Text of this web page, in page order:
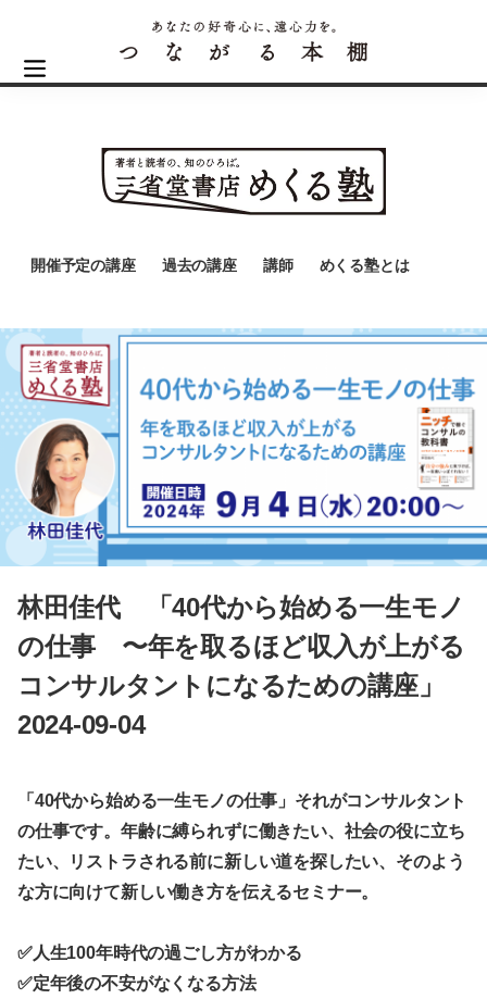
開催予定の講座 過去の講座 講師 めくる塾とは
林田佳代 「40代から始める一生モノ
の仕事 〜年を取るほど収入が上がる
コンサルタントになるための講座」
2024-09-04
「40代から始める一生モノの仕事」それがコンサルタント
の仕事です。年齢に縛られずに働きたい、社会の役に立ち
たい、リストラされる前に新しい道を探したい、そのよう
な方に向けて新しい働き方を伝えるセミナー。
✅人生100年時代の過ごし方がわかる
✅定年後の不安がなくなる方法